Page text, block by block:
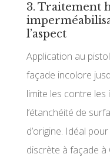
3. Traitement
l’aspect
Application au
façade incolore
limite les contre les
l’étanchéité de
d’origine. Idéal
discrète à façade à